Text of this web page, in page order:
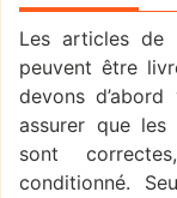
Les articles de
peuvent être
devons
assurer que les
sont
conditionné.